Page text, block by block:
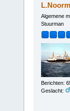
Algemene
Stuurman
Berichten:
Geslacht: